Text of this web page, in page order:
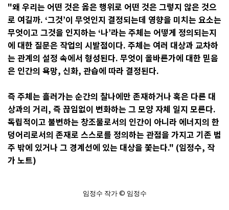
"왜 우리는 어떤 것은 옳은 행위로 어떤 것은 그렇지 않은 것으
로 여길까. ‘그것’이 무엇인지 결정되는데 영향을 미치는 요소는
무엇이고 그것을 인지하는 ‘나’라는 주체는 어떻게 정의되는지
에 대한 질문은 작업의 시발점이다. 주체는 여러 대상과 교차하
는 관계의 설정 속에서 형성된다. 무엇이 올바른가에 대한 믿음
은 인간의 욕망, 신화, 관습에 따라 결정된다.
즉 주체는 흘러가는 순간의 찰나에만 존재하거나 혹은 다른 대
상과의 거리, 즉 끊임없이 변화하는 그 모양 자체 일지 모른다.
독립적이고 불변하는 창조물로서의 인간이 아니라 에너지의 한
덩어리로서의 존재로 스스로를 정의하는 관점을 가지고 기존 범
주 밖에 있거나 그 경계선에 있는 대상을 쫓는다." (임정수, 작
가 노트)
임정수 작가 © 임정수